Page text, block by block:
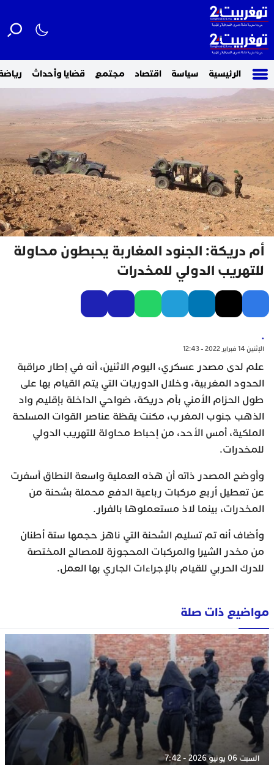
الرئيسية سياسة اقتصاد مجتمع قضايا وأحداث
أم دريكة: الجنود المغاربة يحبطون محاولة
للتهريب الدولي للمخدرات
.
الإثنين 14 فبراير 2022 - 12:43
علم لدى مصدر عسكري، اليوم الاثنين، أنه في إطار مراقبة
الحدود المغربية، وخلال الدوريات التي يتم القيام بها على
طول الحزام الأمني بأم دريكة، ضواحي الداخلة بإقليم واد
الذهب جنوب المغرب، مكنت يقظة عناصر القوات المسلحة
الملكية، أمس الأحد، من إحباط محاولة للتهريب الدولي
للمخدرات.
وأوضح المصدر ذاته أن هذه العملية واسعة النطاق أسفرت
عن تعطيل أربع مركبات رباعية الدفع محملة بشحنة من
المخدرات، بينما لاذ مستعملوها بالفرار.
وأضاف أنه تم تسليم الشحنة التي ناهز حجمها ستة أطنان
من مخدر الشيرا والمركبات المحجوزة للمصالح المختصة
للدرك الحربي للقيام بالإجراءات الجاري بها العمل.
مواضيع ذات صلة
السبت 06 يونيو 2026 - 7:42